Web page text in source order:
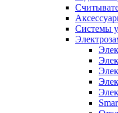
Системы